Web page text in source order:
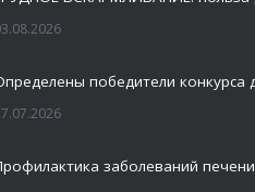
заболеваний печени